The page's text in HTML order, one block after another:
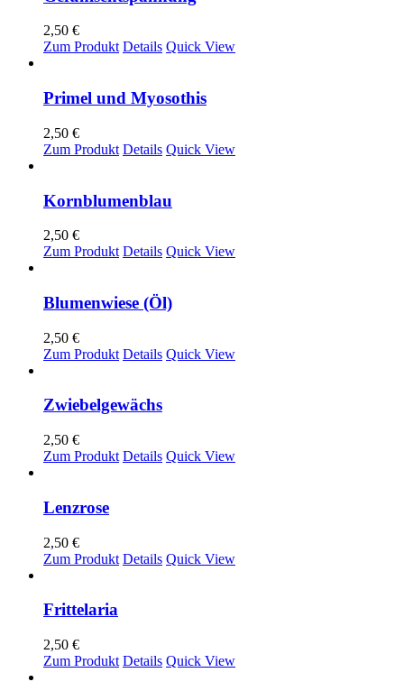
2,50 €
Zum Produkt Details Quick View
Primel und Myosothis
2,50 €
Zum Produkt Details Quick View
Kornblumenblau
2,50 €
Zum Produkt Details Quick View
Blumenwiese (Öl)
2,50 €
Zum Produkt Details Quick View
Zwiebelgewächs
2,50 €
Zum Produkt Details Quick View
Lenzrose
2,50 €
Zum Produkt Details Quick View
Frittelaria
2,50 €
Zum Produkt Details Quick View